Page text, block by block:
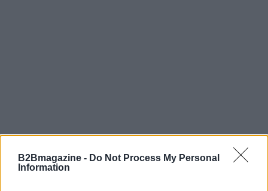
B2Bmagazine - Do Not Process My Personal
Information